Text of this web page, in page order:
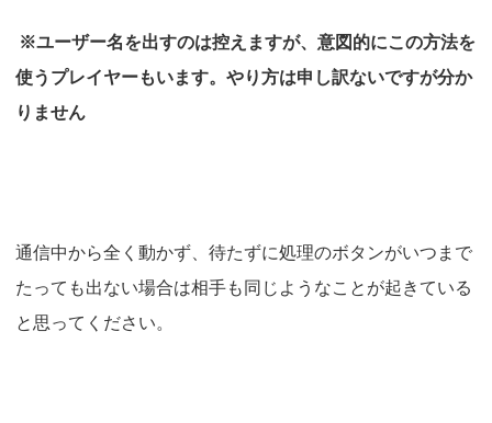
※ユーザー名を出すのは控えますが、意図的にこの方法を
使うプレイヤーもいます。やり方は申し訳ないですが分か
りません
通信中から全く動かず、待たずに処理のボタンがいつまで
たっても出ない場合は相手も同じようなことが起きている
と思ってください。